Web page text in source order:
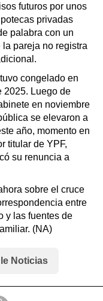
futuros por unos
privadas
palabra con un
pareja no registra
congelado en
2025. Luego de
en noviembre
se elevaron a
año, momento en
titular de YPF,
su renuncia a
sobre el cruce
entre
y las fuentes de
(NA)
Noticias